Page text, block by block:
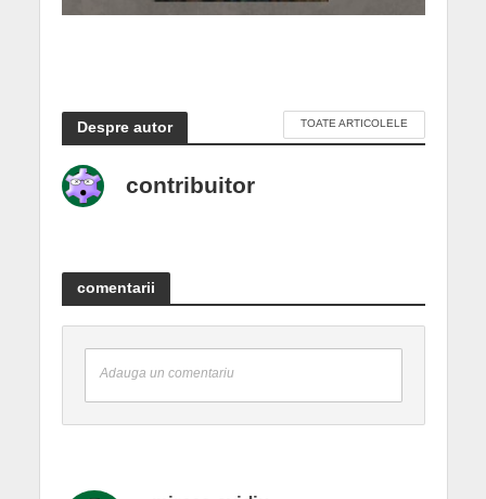
Despre autor TOATE ARTICOLELE
contribuitor
comentarii
Adauga un comentariu